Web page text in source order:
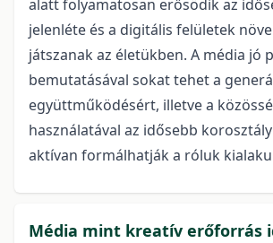
alatt folyamatosan erősödik az
jelenléte és a digitális felületek
játszanak az életükben. A média jó
bemutatásával sokat tehet a
együttműködésért, illetve a
használatával az idősebb
aktívan formálhatják a róluk
Média mint kreatív erőforrás